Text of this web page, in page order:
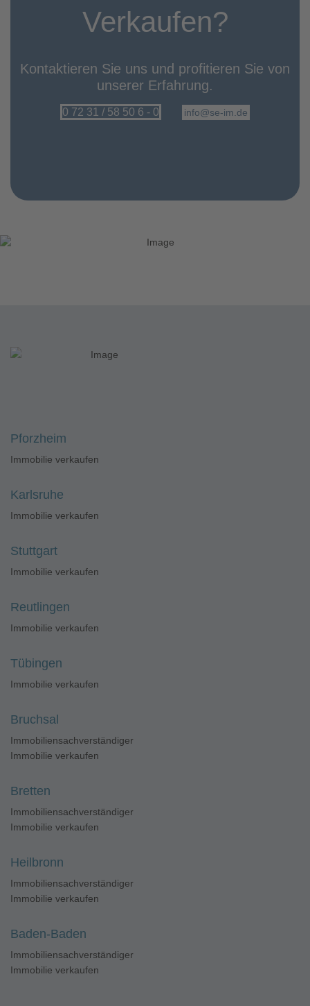
Verkaufen?
Kontaktieren Sie uns und profitieren Sie von
unserer Erfahrung.
0 72 31 / 58 50 6 - 0 info@se-im.de
Pforzheim
Immobilie verkaufen
Karlsruhe
Immobilie verkaufen
Stuttgart
Immobilie verkaufen
Reutlingen
Immobilie verkaufen
Tübingen
Immobilie verkaufen
Bruchsal
Immobiliensachverständiger
Immobilie verkaufen
Bretten
Immobiliensachverständiger
Immobilie verkaufen
Heilbronn
Immobiliensachverständiger
Immobilie verkaufen
Baden-Baden
Immobiliensachverständiger
Immobilie verkaufen